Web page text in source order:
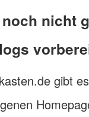
nicht
gibt